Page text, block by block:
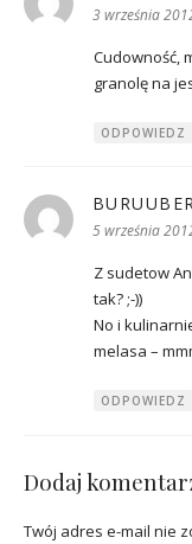
3 września
Cudowność,
granolę na
ODPOWIEDZ
5 września
Z sudetow
tak? ;-))
No i
melasa –
ODPOWIEDZ
Dodaj
Twój adres e-mail nie